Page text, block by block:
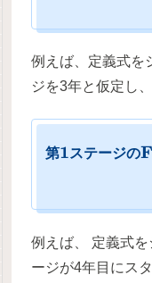
例えば、定義式を
ジを3年と仮定し
第1ステージのF
例えば、 定義式
ージが4年目にス